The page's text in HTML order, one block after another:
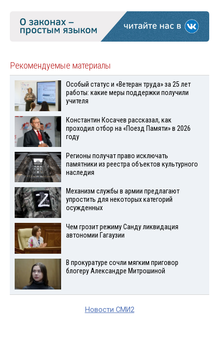
Рекомендуемые материалы
Особый статус и «Ветеран труда» за 25 лет
работы: какие меры поддержки получили
учителя
Константин Косачев рассказал, как
проходил отбор на «Поезд Памяти» в 2026
году
Регионы получат право исключать
памятники из реестра объектов культурного
наследия
Механизм службы в армии предлагают
упростить для некоторых категорий
осужденных
Чем грозит режиму Санду ликвидация
автономии Гагаузии
В прокуратуре сочли мягким приговор
блогеру Александре Митрошиной
Новости СМИ2